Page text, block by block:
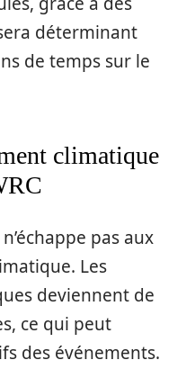
déterminant
de temps sur le
climatique
n’échappe pas aux
Les
deviennent de
ce qui peut
des événements.